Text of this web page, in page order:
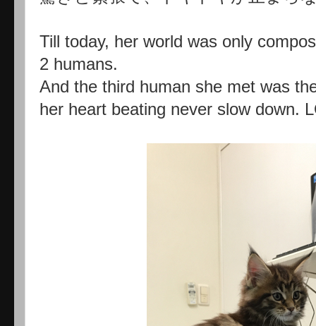
Till today, her world was only
2 humans.
And the third human she met was
her heart beating never slow down.